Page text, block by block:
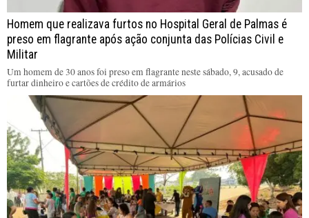
Homem que realizava furtos no Hospital Geral de Palmas é
preso em flagrante após ação conjunta das Polícias Civil e
Militar
Um homem de 30 anos foi preso em flagrante neste sábado, 9, acusado de
furtar dinheiro e cartões de crédito de armários